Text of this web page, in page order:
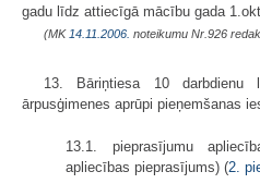
gadu līdz attiecīgā mācību gada
(MK 14.11.2006. noteikumu Nr.926
13. Bāriņtiesa 10
ārpusģimenes aprūpi pieņemšanas
13.1. pieprasījumu
apliecības pieprasījums) (2.